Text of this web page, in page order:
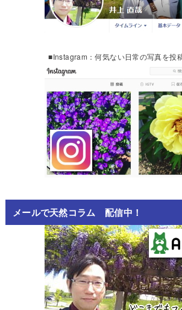
■Instagram：何気ない日常の写真を投
メールで天然コラム 配信中！